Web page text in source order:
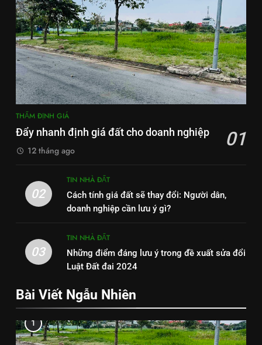
THẨM ĐỊNH GIÁ
Đẩy nhanh định giá đất cho doanh nghiệp 01
12 tháng ago
02
TIN NHÀ ĐẤT
Cách tính giá đất sẽ thay đổi: Người dân,
doanh nghiệp cần lưu ý gì?
03
TIN NHÀ ĐẤT
Những điểm đáng lưu ý trong đề xuất sửa đổi
Luật Đất đai 2024
Bài Viết Ngẫu Nhiên
1